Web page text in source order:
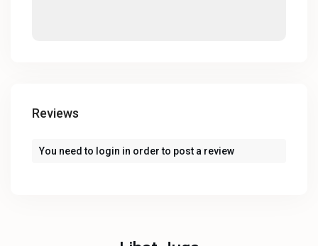
Reviews
You need to login in order to post a review